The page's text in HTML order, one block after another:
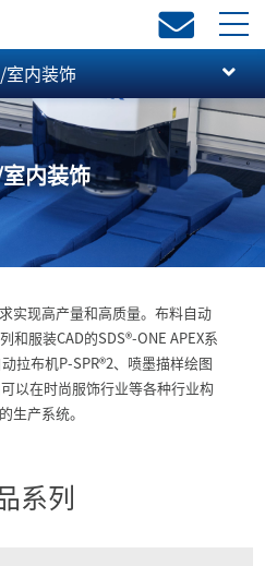
室内装饰
内装饰
实现高产量和高质量。布料自动
和服装CAD的SDS®-ONE APEX系
拉布机P-SPR®2、喷墨描样绘图
以在时尚服饰行业等各种行业构
生产系统。
系列